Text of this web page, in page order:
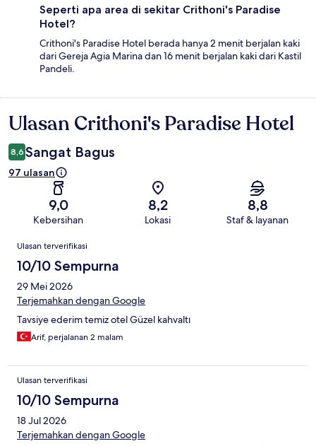
Seperti apa area di sekitar Crithoni's Paradise
Hotel?
Crithoni's Paradise Hotel berada hanya 2 menit berjalan kaki
dari Gereja Agia Marina dan 16 menit berjalan kaki dari Kastil
Pandeli.
Ulasan
Ulasan Crithoni's Paradise Hotel
8,6 Sangat Bagus
97 ulasan
9,0
Kebersihan
8,2
Lokasi
8,8
Staf & layanan
Ulasan
Ulasan terverifikasi
10/10 Sempurna
29 Mei 2026
Terjemahkan dengan Google
Tavsiye ederim temiz otel Güzel kahvaltı
Arif, perjalanan 2 malam
Ulasan terverifikasi
10/10 Sempurna
18 Jul 2026
Terjemahkan dengan Google